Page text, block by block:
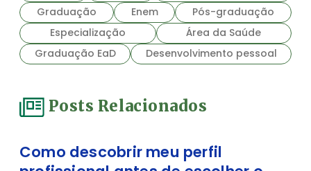
Graduação
Enem
Pós-graduação
Especialização
Área da Saúde
Graduação EaD
Desenvolvimento pessoal
Posts Relacionados
Como descobrir meu perfil